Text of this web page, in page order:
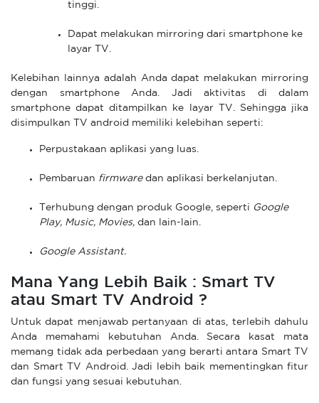
tinggi.
Dapat melakukan mirroring dari smartphone ke
layar TV.
Kelebihan lainnya adalah Anda dapat melakukan mirroring
dengan smartphone Anda. Jadi aktivitas di dalam
smartphone dapat ditampilkan ke layar TV. Sehingga jika
disimpulkan TV android memiliki kelebihan seperti:
Perpustakaan aplikasi yang luas.
Pembaruan firmwaredan aplikasi berkelanjutan.
Terhubung dengan produk Google, seperti Google
Play, Music, Movies, dan lain-lain.
Google Assistant.
Mana Yang Lebih Baik : Smart TV
atau Smart TV Android ?
Untuk dapat menjawab pertanyaan di atas, terlebih dahulu
Anda memahami kebutuhan Anda. Secara kasat mata
memang tidak ada perbedaan yang berarti antara Smart TV
dan Smart TV Android. Jadi lebih baik mementingkan fitur
dan fungsi yang sesuai kebutuhan.